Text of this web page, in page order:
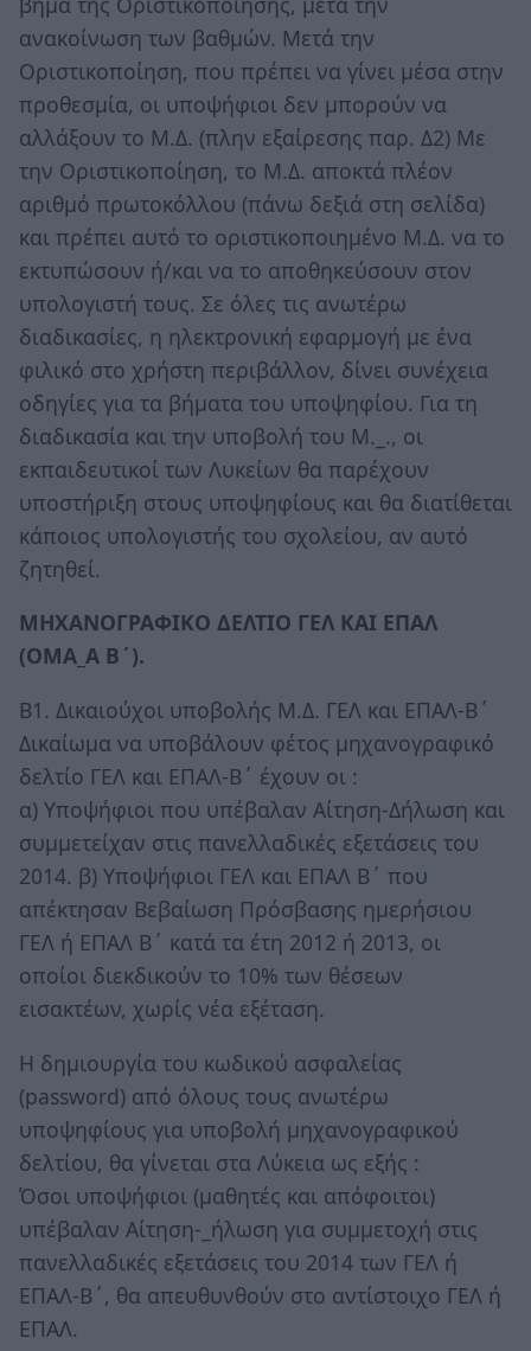
ανακοίνωση των βαθμών. Μετά την
Οριστικοποίηση, που πρέπει να γίνει μέσα στην
προθεσμία, οι υποψήφιοι δεν μπορούν να
αλλάξουν το Μ.Δ. (πλην εξαίρεσης παρ. Δ2) Με
την Οριστικοποίηση, το Μ.Δ. αποκτά πλέον
αριθμό πρωτοκόλλου (πάνω δεξιά στη σελίδα)
και πρέπει αυτό το οριστικοποιημένο Μ.Δ. να το
εκτυπώσουν ή/και να το αποθηκεύσουν στον
υπολογιστή τους. Σε όλες τις ανωτέρω
διαδικασίες, η ηλεκτρονική εφαρμογή με ένα
φιλικό στο χρήστη περιβάλλον, δίνει συνέχεια
οδηγίες για τα βήματα του υποψηφίου. Για τη
διαδικασία και την υποβολή του Μ._., οι
εκπαιδευτικοί των Λυκείων θα παρέχουν
υποστήριξη στους υποψηφίους και θα διατίθεται
κάποιος υπολογιστής του σχολείου, αν αυτό
ζητηθεί.
ΜΗΧΑΝΟΓΡΑΦΙΚΟ ΔΕΛΤΙΟ ΓΕΛ ΚΑΙ ΕΠΑΛ
(ΟΜΑ_Α Β΄).
Β1. Δικαιούχοι υποβολής Μ.Δ. ΓΕΛ και ΕΠΑΛ-Β΄
Δικαίωμα να υποβάλουν φέτος μηχανογραφικό
δελτίο ΓΕΛ και ΕΠΑΛ-Β΄ έχουν οι :
α) Υποψήφιοι που υπέβαλαν Αίτηση-Δήλωση και
συμμετείχαν στις πανελλαδικές εξετάσεις του
2014. β) Υποψήφιοι ΓΕΛ και ΕΠΑΛ Β΄ που
απέκτησαν Βεβαίωση Πρόσβασης ημερήσιου
ΓΕΛ ή ΕΠΑΛ Β΄ κατά τα έτη 2012 ή 2013, οι
οποίοι διεκδικούν το 10% των θέσεων
εισακτέων, χωρίς νέα εξέταση.
Η δημιουργία του κωδικού ασφαλείας
(password) από όλους τους ανωτέρω
υποψηφίους για υποβολή μηχανογραφικού
δελτίου, θα γίνεται στα Λύκεια ως εξής :
Όσοι υποψήφιοι (μαθητές και απόφοιτοι)
υπέβαλαν Αίτηση-_ήλωση για συμμετοχή στις
πανελλαδικές εξετάσεις του 2014 των ΓΕΛ ή
ΕΠΑΛ-Β΄, θα απευθυνθούν στο αντίστοιχο ΓΕΛ ή
ΕΠΑΛ.